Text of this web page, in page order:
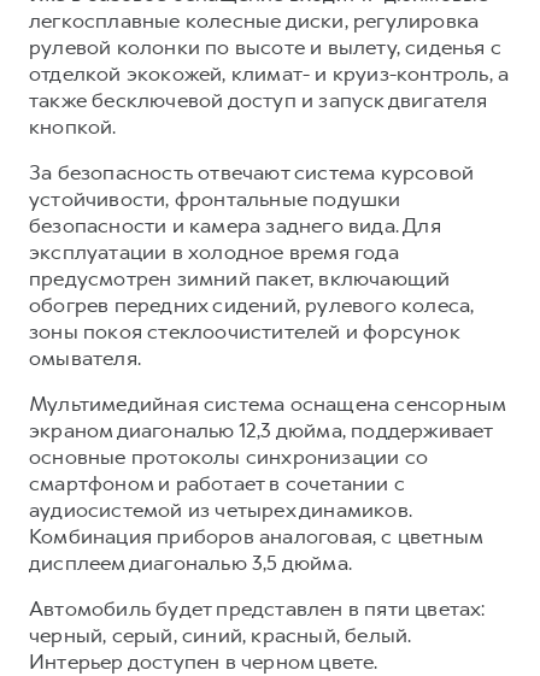
легкосплавные колесные диски, регулировка
рулевой колонки по высоте и вылету, сиденья с
отделкой экокожей, климат- и круиз-контроль, а
также бесключевой доступ и запуск двигателя
кнопкой.
За безопасность отвечают система курсовой
устойчивости, фронтальные подушки
безопасности и камера заднего вида. Для
эксплуатации в холодное время года
предусмотрен зимний пакет, включающий
обогрев передних сидений, рулевого колеса,
зоны покоя стеклоочистителей и форсунок
омывателя.
Мультимедийная система оснащена сенсорным
экраном диагональю 12,3 дюйма, поддерживает
основные протоколы синхронизации со
смартфоном и работает в сочетании с
аудиосистемой из четырех динамиков.
Комбинация приборов аналоговая, с цветным
дисплеем диагональю 3,5 дюйма.
Автомобиль будет представлен в пяти цветах:
черный, серый, синий, красный, белый.
Интерьер доступен в черном цвете.